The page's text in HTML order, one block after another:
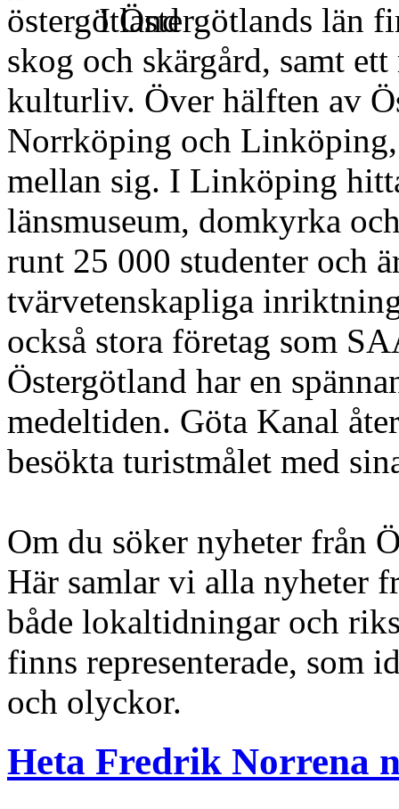
I Östergötlands län
skog och skärgård, samt
kulturliv. Över hälften av
Norrköping och
mellan sig. I Linköping
länsmuseum, domkyrka
runt 25 000 studenter och
tvärvetenskapliga
också stora företag som
Östergötland har en
medeltiden. Göta Kanal
besökta turistmålet med
Om du söker nyheter från
Här samlar vi alla nyheter
både lokaltidningar och
finns representerade,
och olyckor.
Heta Fredrik Norrena